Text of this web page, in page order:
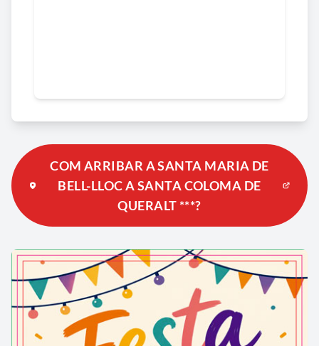
COM ARRIBAR A SANTA MARIA DE
BELL-LLOC A SANTA COLOMA DE
QUERALT ***?